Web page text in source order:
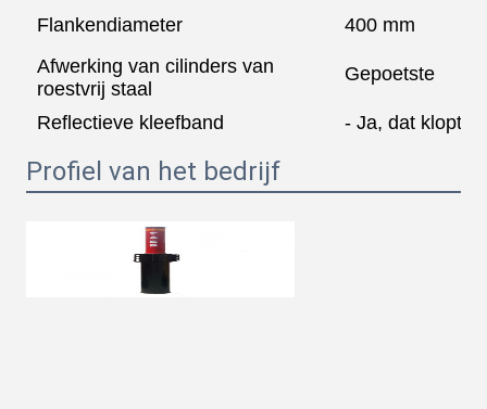
Flankendiameter
400 mm
Afwerking van cilinders van
roestvrij staal
Gepoetste
Reflectieve kleefband - Ja, dat klopt.
Profiel van het bedrijf